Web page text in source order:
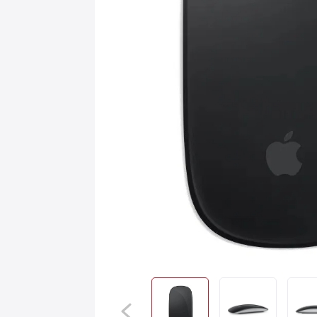
Квадрокоптеры
Apple TV
Сертификаты
Акции